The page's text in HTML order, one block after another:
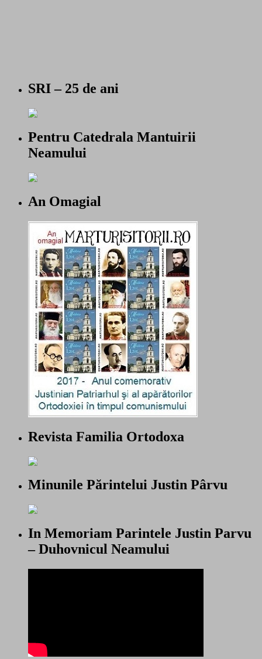
SRI – 25 de ani
Pentru Catedrala Mantuirii
Neamului
An Omagial
Revista Familia Ortodoxa
Minunile Părintelui Justin Pârvu
In Memoriam Parintele Justin Parvu
– Duhovnicul Neamului